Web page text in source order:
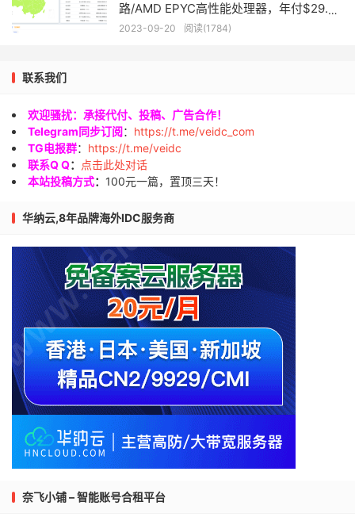
路/AMD EPYC高性能处理器，年付$29.9
起
2023-09-20 阅读(1784)
联系我们
欢迎骚扰：承接代付、投稿、广告合作！
Telegram同步订阅： https://t.me/veidc_com
TG电报群： https://t.me/veidc
联系Q Q：
点击此处对话
本站投稿方式： 100元一篇，置顶三天！
华纳云,8年品牌海外IDC服务商
奈飞小铺 – 智能账号合租平台